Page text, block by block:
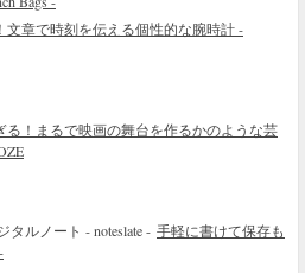
文章で時刻を伝える個性的な腕時計 -
る！まるで映画の舞台を作るかのような芸
手軽に書けて保存も